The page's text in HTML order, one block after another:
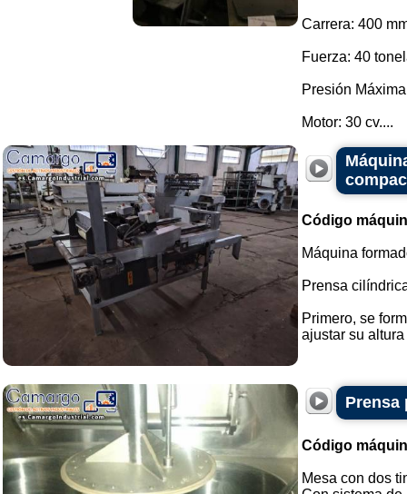
Carrera: 400
Fuerza: 40
Presión
Motor: 30 cv....
Código
Máquina
Prensa
Primero, se
ajustar su altura
Prensa
Código
Mesa con dos